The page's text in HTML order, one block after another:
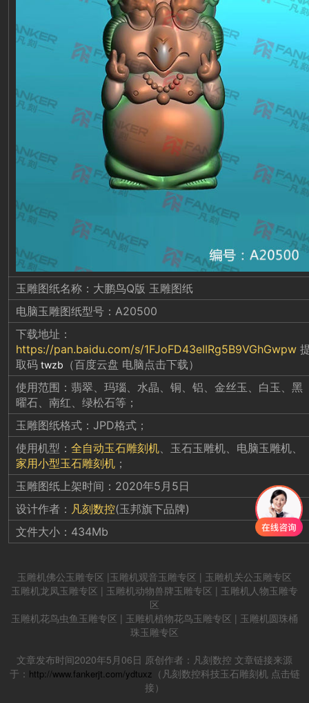
玉雕图纸名称：大鹏鸟Q版 玉雕图纸
电脑玉雕图纸型号：A20500
下载地址：
https://pan.baidu.com/s/1FJoFD43eIIRg5B9VGhGwpw
取码 twzb
（百度云盘 电脑点击下载）
使用范围：翡翠、玛瑙、水晶、铜、铝、金丝玉、白玉、黑
曜石、南红、绿松石等；
玉雕图纸格式：JPD格式；
使用机型： 全自动玉石雕刻机、玉石玉雕机、电脑玉雕机、
家用小型玉石雕刻机 ；
玉雕图纸上架时间：2020年5月5日
设计作者： 凡刻数控(玉邦旗下品牌)
文件大小：434Mb
玉雕机佛公玉雕专区 |玉雕机观音玉雕专区 | 玉雕机关公玉雕专区
玉雕机龙凤玉雕专区 | 玉雕机动物兽牌玉雕专区 | 玉雕机人物玉雕专
区
玉雕机花鸟虫鱼 玉雕专区 | 玉雕机植物花鸟玉雕专区 | 玉雕机圆珠桶
珠玉雕专区
文章发布时间2020年5月06日 原创作者：凡刻数控 文章链接来源
于： http://www.fankerjt.com/ydtuxz （凡刻数控科技玉石雕刻机 点击链
接）